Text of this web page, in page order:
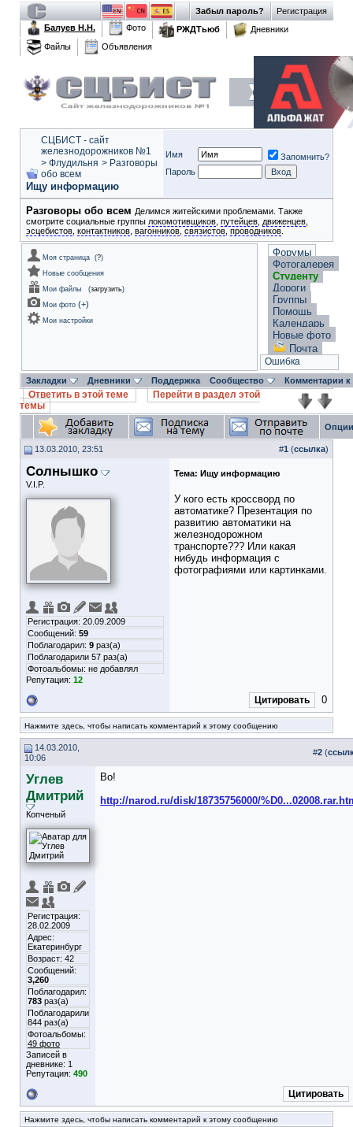
Регистрация
Забыл пароль?
Балуев Н.Н.
Фото РЖДТьюб
Дневники
Файлы
Объявления
СЦБИСТ - сайт
железнодорожников №1
> Флудильня > Разговоры
обо всем
Ищу информацию
Имя
Запомнить?
Пароль
Разговоры обо всем Делимся житейскими проблемами. Также
смотрите социальные группы локомотивщиков путейцев движенцев
эсцебистов контактников вагонников связистов проводников
Моя страница (?)
Новые сообщения
Мои файлы
(загрузить)
Мои фото (+)
Мои настройки
Форумы
Фотогалерея
Студенту
Дороги
Группы
Помощь
Календарь
Новые фото
Почта
Ошибка
Закладки Дневники Поддержка Сообщество Комментарии
Ответить в этой теме
Перейти в раздел этой
темы
13.03.2010, 23:51 #1 (ссылка)
Солнышко
V.I.P.
Регистрация: 20.09.2009
Сообщений: 59
Поблагодарил: 9 раз(а)
Поблагодарили 57 раз(а)
Фотоальбомы: не добавлял
Репутация: 12
Тема: Ищу информацию
У кого есть кроссворд по
автоматике? Презентация по
развитию автоматики на
железнодорожном
транспорте??? Или какая
нибудь информация с
фотографиями или картинками.
Цитировать 0
Нажмите здесь, чтобы написать комментарий к этому сообщению
14.03.2010,
10:06
#2 (
Углев
Дмитрий
Копченый
Регистрация:
28.02.2009
Адрес:
Екатеринбург
Возраст: 42
Сообщений:
3,260
Поблагодарил:
783 раз(а)
Поблагодарили
844 раз(а)
Фотоальбомы:
49 фото
Записей в
дневнике: 1
Репутация: 490
Во!
http://narod.ru/disk/18735756000/
Цитировать
Нажмите здесь, чтобы написать комментарий к этому сообщению